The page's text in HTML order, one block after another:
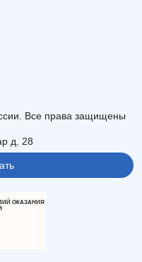
Все права защищены
д. 28
ОКАЗАНИЯ